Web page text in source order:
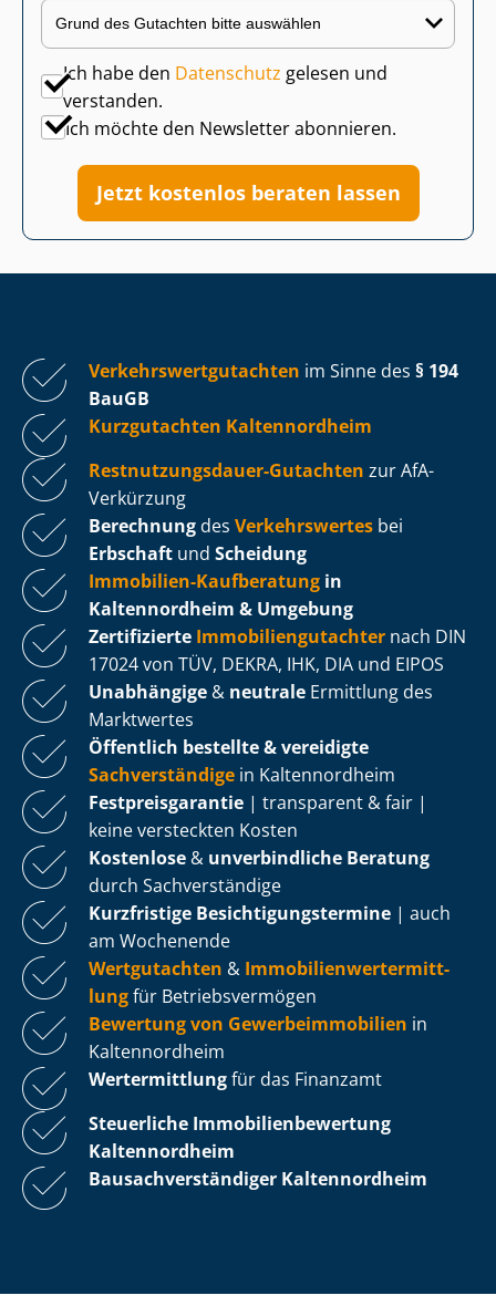
Ich habe den Datenschutz gelesen und
verstanden.
Ich möchte den Newsletter abonnieren.
Jetzt kostenlos beraten lassen
Ver­kehrs­wert­gut­ach­ten im Sinne des § 194
BauGB
Kurzgutachten Kaltennordheim
Rest­nut­zungs­dau­er-Gutachten zur AfA-
Verkürzung
Berechnung des Verkehrswertes bei
Erbschaft und Scheidung
Immobilien-Kaufberatung in
Kaltennordheim & Umgebung
Zertifizierte Im­mo­bi­li­en­gut­ach­ter nach DIN
17024 von TÜV, DEKRA, IHK, DIA und EIPOS
Unabhängige & neutrale Ermittlung des
Marktwertes
Öffentlich bestellte & vereidigte
Sachverständige in Kaltennordheim
Fest­preis­ga­ran­tie | transparent & fair |
keine versteckten Kosten
Kostenlose & unverbindliche Beratung
durch Sachverständige
Kurzfristige Be­sich­ti­gungs­ter­mi­ne | auch
am Wochenende
Wertgutachten & Im­mo­bi­li­en­wert­ermitt­
lungfür Be­triebs­ver­mö­gen
Bewertung von Ge­wer­be­im­mo­bi­li­en in
Kaltennordheim
Wertermittlungfür das Finanzamt
Steuerliche Im­mo­bi­li­en­be­wer­tung
Kaltennordheim
Bau­sach­ver­stän­di­ger Kaltennordheim